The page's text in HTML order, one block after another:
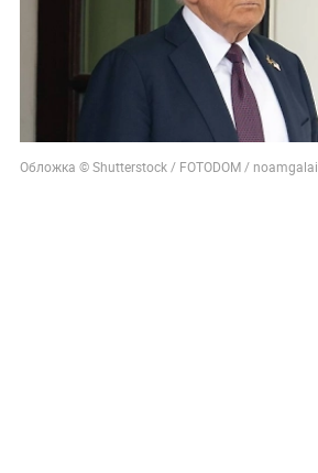
Обложка © Shutterstock / FOTODOM / noamgalai